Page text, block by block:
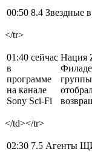
00:50 8.4 Звездные
</tr>
01:40 сейчас
в
программе
на канале
Sony Sci-Fi
Нация
</td></tr>
02:30 7.5 Агенты